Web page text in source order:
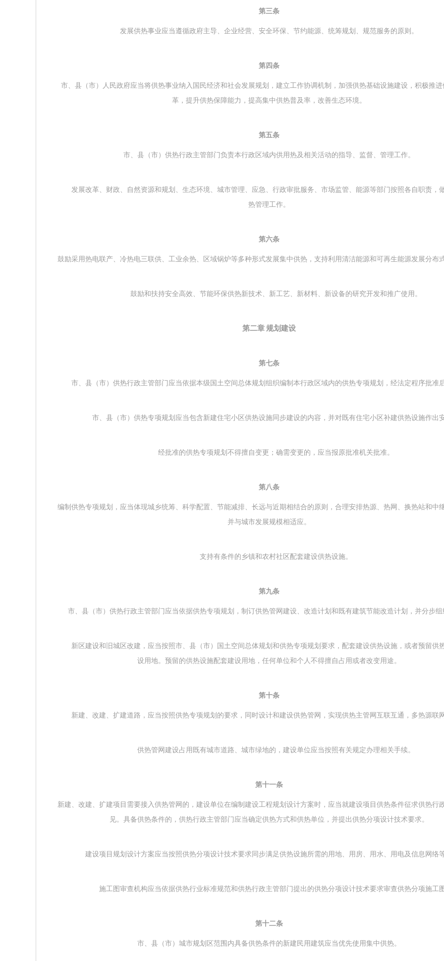
第三条
发展供热事业应当遵循政府主导、企业经营、安全环保、节约能源、统筹规划、规范服务的原则。
第四条
市、县（市）人民政府应当将供热事业纳入国民经济和社会发展规划，建立工作协调机制，加强供热基础设施建设，积极推
革，提升供热保障能力，提高集中供热普及率，改善生态环境。
第五条
市、县（市）供热行政主管部门负责本行政区域内供用热及相关活动的指导、监督、管理工作。
发展改革、财政、自然资源和规划、生态环境、城市管理、应急、行政审批服务、市场监管、能源等部门按照各自职责，
热管理工作。
第六条
鼓励采用热电联产、冷热电三联供、工业余热、区域锅炉等多种形式发展集中供热，支持利用清洁能源和可再生能源发展分布
鼓励和扶持安全高效、节能环保供热新技术、新工艺、新材料、新设备的研究开发和推广使用。
第二章 规划建设
第七条
市、县（市）供热行政主管部门应当依据本级国土空间总体规划组织编制本行政区域内的供热专项规划，经法定程序批准后
市、县（市）供热专项规划应当包含新建住宅小区供热设施同步建设的内容，并对既有住宅小区补建供热设施作出安
经批准的供热专项规划不得擅自变更；确需变更的，应当报原批准机关批准。
第八条
编制供热专项规划，应当体现城乡统筹、科学配置、节能减排、长远与近期相结合的原则，合理安排热源、热网、换热站和中
并与城市发展规模相适应。
支持有条件的乡镇和农村社区配套建设供热设施。
第九条
市、县（市）供热行政主管部门应当依据供热专项规划，制订供热管网建设、改造计划和既有建筑节能改造计划，并分步组
新区建设和旧城区改建，应当按照市、县（市）国土空间总体规划和供热专项规划要求，配套建设供热设施，或者预留供
设用地。预留的供热设施配套建设用地，任何单位和个人不得擅自占用或者改变用途。
第十条
新建、改建、扩建道路，应当按照供热专项规划的要求，同时设计和建设供热管网，实现供热主管网互联互通，多热源联网
供热管网建设占用既有城市道路、城市绿地的，建设单位应当按照有关规定办理相关手续。
第十一条
新建、改建、扩建项目需要接入供热管网的，建设单位在编制建设工程规划设计方案时，应当就建设项目供热条件征求供热行
见。具备供热条件的，供热行政主管部门应当确定供热方式和供热单位，并提出供热分项设计技术要求。
建设项目规划设计方案应当按照供热分项设计技术要求同步满足供热设施所需的用地、用房、用水、用电及信息网络等
施工图审查机构应当依据供热行业标准规范和供热行政主管部门提出的供热分项设计技术要求审查供热分项施工图
第十二条
市、县（市）城市规划区范围内具备供热条件的新建民用建筑应当优先使用集中供热。